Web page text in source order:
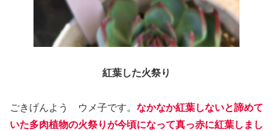
紅葉した火祭り
ごきげんよう ウメ子です。 なかなか紅葉しないと諦めて
いた多肉植物の火祭りが今頃になって真っ赤に紅葉しまし